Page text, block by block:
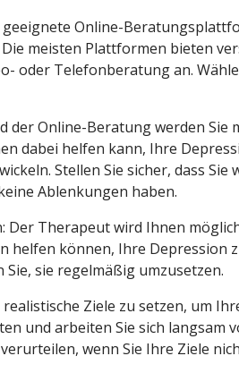
geeignete Online-
meisten Plattformen bieten
oder Telefonberatung an.
der Online-Beratung werden Sie
dabei helfen kann, Ihre
Stellen Sie sicher, dass Sie
Ablenkungen haben.
Der Therapeut wird Ihnen
helfen können, Ihre Depression
Sie, sie regelmäßig umzusetzen.
Ziele zu setzen, um
und arbeiten Sie sich langsam
wenn Sie Ihre Ziele